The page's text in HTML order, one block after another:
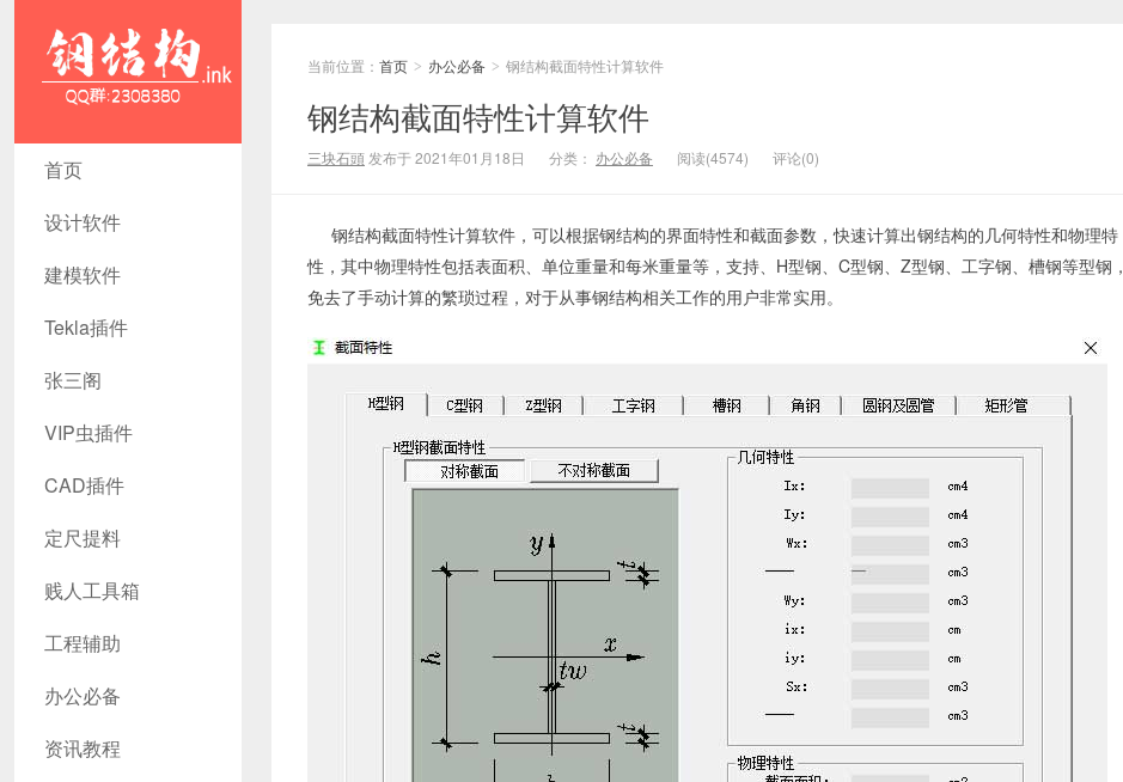
钢结构截面
特性计算软
件 - 钢结构
资源网
Tekla插件
CAD工具
犀牛GH汉
化 套料
首页
设计软件
建模软件
Tekla插件
张三阁
VIP虫插件
CAD插件
定尺提料
贱人工具箱
工程辅助
办公必备
资讯教程
当前位置： 首页 > 办公必备 > 钢结构截面特性计算软件
钢结构截面特性计算软件
三块石頭 发布于 2021年01月18日 分类： 办公必备 阅读(4574) 评论(0)
钢结构截面特性计算软件，可以根据钢结构的界面特性和截面参数，快速计算出钢结构的几何特性和物理特
性，其中物理特性包括表面积、单位重量和每米重量等，支持、H型钢、C型钢、Z型钢、工字钢、槽钢等型钢，
免去了手动计算的繁琐过程，对于从事钢结构相关工作的用户非常实用。